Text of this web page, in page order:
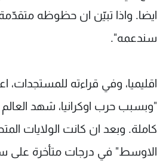
ايضا. واذا تبيّن ان حظوظه متقدّمة
سندعمه".
اقليميا، وفي قراءته للمستجدات،
"وبسبب حرب اوكرانيا، شهد
كاملة. وبعد ان كانت الولايات
الاوسط" في درجات متأخرة على